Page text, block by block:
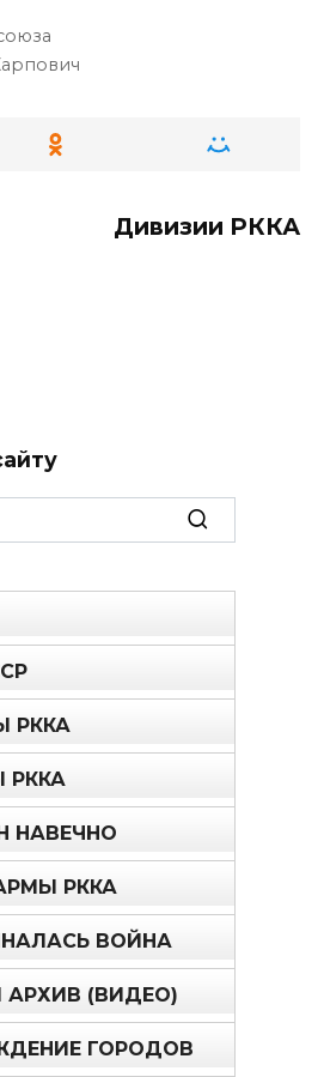
Дивизии РККА
РККА
РККА
НАВЕЧНО
РККА
ВОЙНА
АРХИВ (ВИДЕО)
ГОРОДОВ